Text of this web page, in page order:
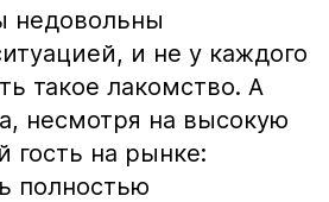
недовольны
и не у каждого
такое лакомство. А
несмотря на высокую
гость на рынке:
полностью